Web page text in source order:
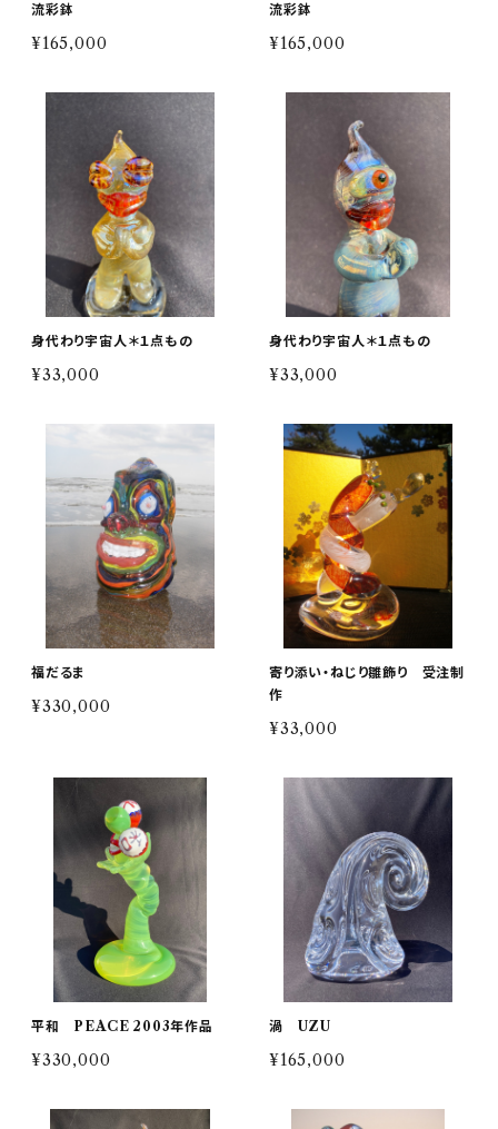
流彩鉢
¥165,000
流彩鉢
¥165,000
身代わり宇宙人＊１点もの
¥33,000
身代わり宇宙人＊１点もの
¥33,000
福だるま
¥330,000
寄り添い・ねじり雛飾り 受注制
作
¥33,000
平和 PEACE 2003年作品
¥330,000
渦 UZU
¥165,000